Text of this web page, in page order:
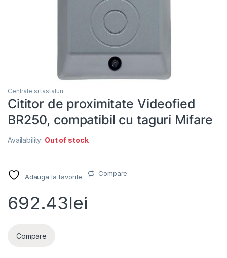
Centrale si tastaturi
Cititor de proximitate Videofied
BR250, compatibil cu taguri Mifare
Availability: Out of stock
Adauga la favorite Compare
692.43lei
Compare